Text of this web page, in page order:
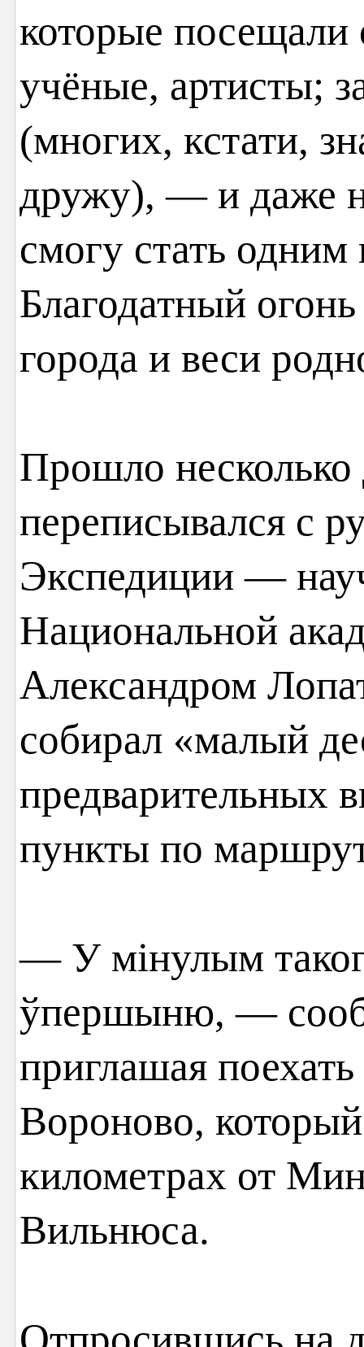
которые посещали
учёные, артисты;
(многих, кстати,
дружу), — и даже
смогу стать одним
Благодатный
города и веси
Прошло несколько
переписывался с
Экспедиции —
Национальной
Александром
собирал «малый
предварительных
пункты по
— У мінулым
ўпершыню, —
приглашая
Вороново,
километрах от
Вильнюса.